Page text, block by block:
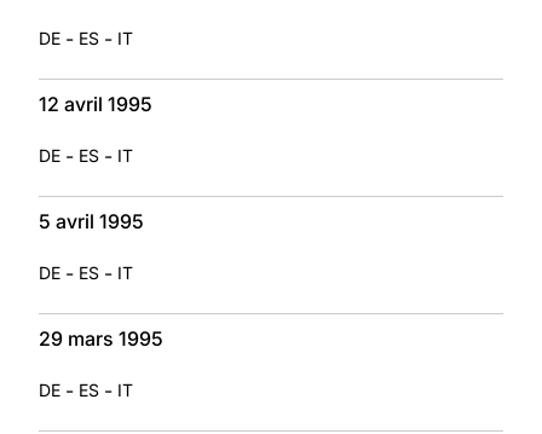
DE - ES - IT
12 avril 1995
DE - ES - IT
5 avril 1995
DE - ES - IT
29 mars 1995
DE - ES - IT